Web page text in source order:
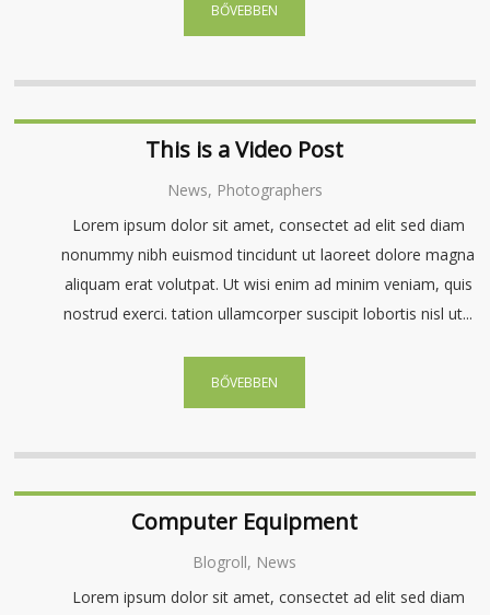
BŐVEBBEN
This is a Video Post
News, Photographers
Lorem ipsum dolor sit amet, consectet ad elit sed diam
nonummy nibh euismod tincidunt ut laoreet dolore magna
aliquam erat volutpat. Ut wisi enim ad minim veniam, quis
nostrud exerci. tation ullamcorper suscipit lobortis nisl ut...
BŐVEBBEN
Computer Equipment
Blogroll, News
Lorem ipsum dolor sit amet, consectet ad elit sed diam